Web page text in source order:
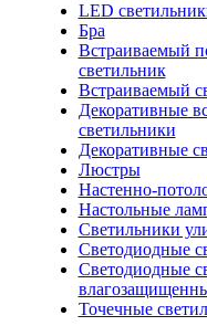
LED
Бра
Встраиваемый
светильник
Встраиваемый
Декоративные
светильники
Декоративные
Люстры
Настенно-
Настольные
Светильники
Светодиодные
Светодиодные
Точечные